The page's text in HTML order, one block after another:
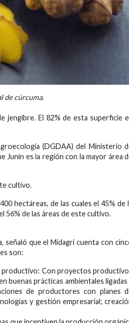
de cúrcuma.
jengibre. El 82% de esta superficie
(DGDAA) del Ministerio
Junín es la región con la mayor área
cultivo.
hectáreas, de las cuales el 45% de
56% de las áreas de este cultivo.
que el Midagri cuenta con
son:
productivo: Con proyectos
buenas prácticas ambientales ligadas
de productores con planes
y gestión empresarial;